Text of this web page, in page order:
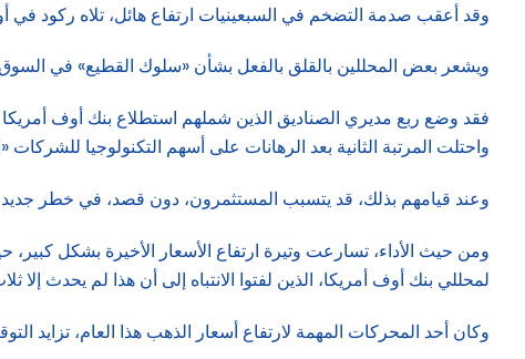
وقد أعقب صدمة التضخم في السبعينيات ارتفاع هائل، تلاه ركود في
ويشعر بعض المحللين بالقلق بالفعل بشأن «سلوك القطيع» في السوق
واحتلت المرتبة الثانية بعد الرهانات على أسهم التكنولوجيا للشركات
وعند قيامهم بذلك، قد يتسبب المستثمرون، دون قصد، في خطر
لمحللي بنك أوف أمريكا، الذين لفتوا الانتباه إلى أن هذا لم يحدث إلا
وكان أحد المحركات المهمة لارتفاع أسعار الذهب هذا العام، تزايد